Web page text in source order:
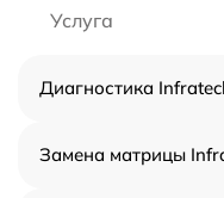
Услуга
Диагностика
Замена матрицы